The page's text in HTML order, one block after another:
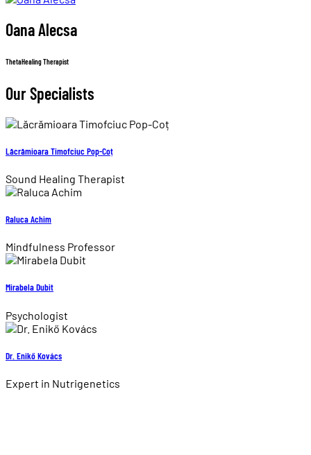
Oana Alecsa
ThetaHealing Therapist
Our Specialists
Lăcrămioara Timofciuc Pop-Coț
Sound Healing Therapist
Raluca Achim
Mindfulness Professor
Mirabela Dubit
Psychologist
Dr. Enikő Kovács
Expert in Nutrigenetics